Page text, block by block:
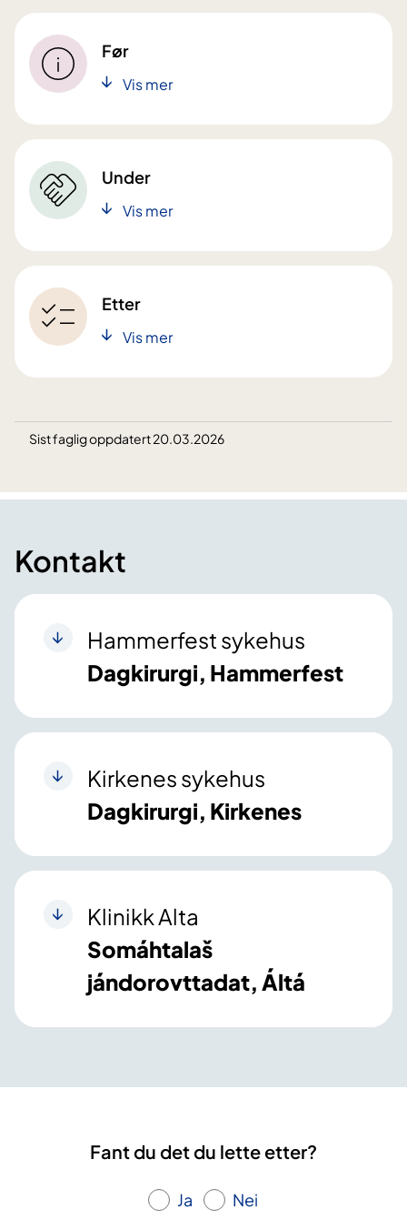
Før
Vis mer
Under
Vis mer
Etter
Vis mer
Sist faglig oppdatert 20.03.2026
Kontakt
Hammerfest sykehus
Dagkirurgi, Hammerfest
Kirkenes sykehus
Dagkirurgi, Kirkenes
Klinikk Alta
Somáhtalaš
jándorovttadat, Áltá
Fant du det du lette etter?
Ja Nei